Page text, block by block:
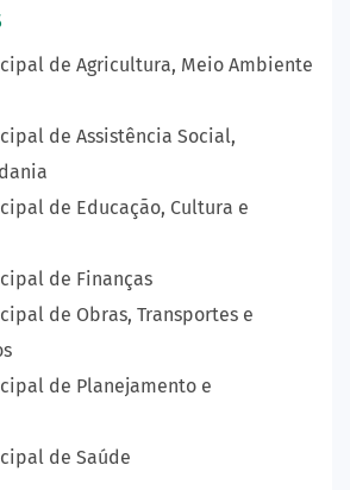
de Agricultura, Meio Ambiente
de Assistência Social,
de Educação, Cultura e
de Finanças
de Obras, Transportes e
de Planejamento e
de Saúde